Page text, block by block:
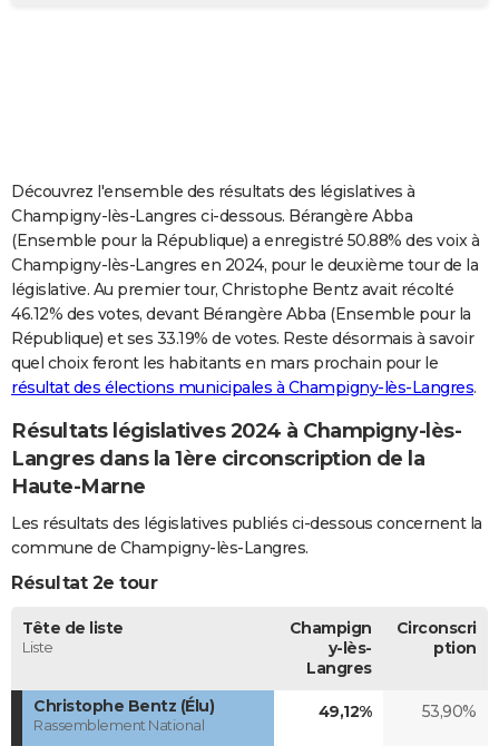
Carte de Noël
Carte Bonne année
Carte Saint-Valentin
Carte Pâques
Carte d'anniversaire
DICTIONNAIRE
Dictionnaire
Biographies
Citations
Expressions
Proverbes
PROGRAMME TV
COPAINS D'AVANT
S'inscrire
Se connecter
Lycées
Collèges
Primaires
Universités
Entreprises
Service militaire
Avis de recherche
AVIS DE DÉCÈS
FORUM
Bricolage
Lifestyle
Culture
Sport
Auto
Television
Voyage
Cinema
Découvrez l'ensemble des résultats des législatives à
Champigny-lès-Langres ci-dessous. Bérangère Abba
(Ensemble pour la République) a enregistré 50.88% des voix à
Champigny-lès-Langres en 2024, pour le deuxième tour de la
législative. Au premier tour, Christophe Bentz avait récolté
46.12% des votes, devant Bérangère Abba (Ensemble pour la
République) et ses 33.19% de votes. Reste désormais à savoir
quel choix feront les habitants en mars prochain pour le
résultat des élections municipales à Champigny-lès-Langres.
Résultats législatives 2024 à Champigny-lès-
Langres dans la 1ère circonscription de la
Haute-Marne
Les résultats des législatives publiés ci-dessous concernent la
commune de Champigny-lès-Langres.
Résultat 2e tour
Tête de liste
Liste
Champign
y-lès-
Langres
Circonscri
ption
Christophe Bentz (Élu)
Rassemblement National
49,12% 53,90%